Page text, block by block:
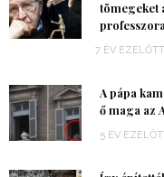
tömegeket
7 ÉV EZELŐTT
A pápa
ő maga az
5 ÉV